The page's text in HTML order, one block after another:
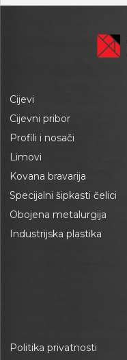
Cijevi
Cijevni pribor
Profili i nosači
Limovi
Kovana bravarija
Specijalni šipkasti čelici
Obojena metalurgija
Industrijska plastika
Politika privatnosti